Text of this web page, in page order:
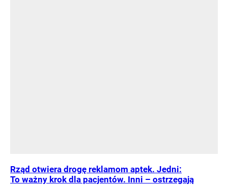
Rząd otwiera drogę reklamom aptek. Jedni:
To ważny krok dla pacjentów. Inni – ostrzegają